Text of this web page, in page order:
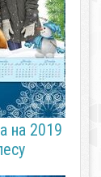
на 2019